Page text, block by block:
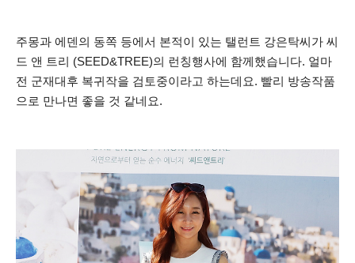
주몽과 에덴의 동쪽 등에서 본적이 있는 탤런트 강은탁씨가 씨
드 앤 트리 (SEED&TREE)의 런칭행사에 함께했습니다. 얼마
전 군재대후 복귀작을 검토중이라고 하는데요. 빨리 방송작품
으로 만나면 좋을 것 같네요.